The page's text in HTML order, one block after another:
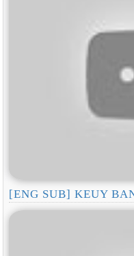
[ENG SUB] KEUY